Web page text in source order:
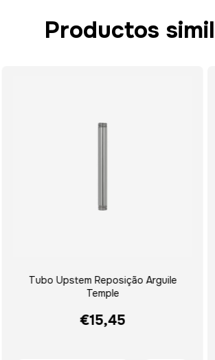
Productos
Tubo Upstem Reposição Arguile
Temple
€15,45